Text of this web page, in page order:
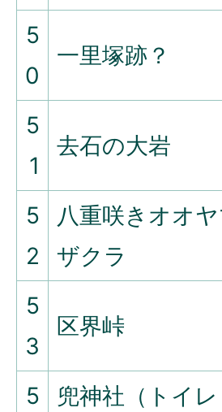
5
0
一里塚跡？
5
1
去石の大岩
5
2
八重咲きオオ
ザクラ
5
3
区界峠
5 兜神社（トイレ